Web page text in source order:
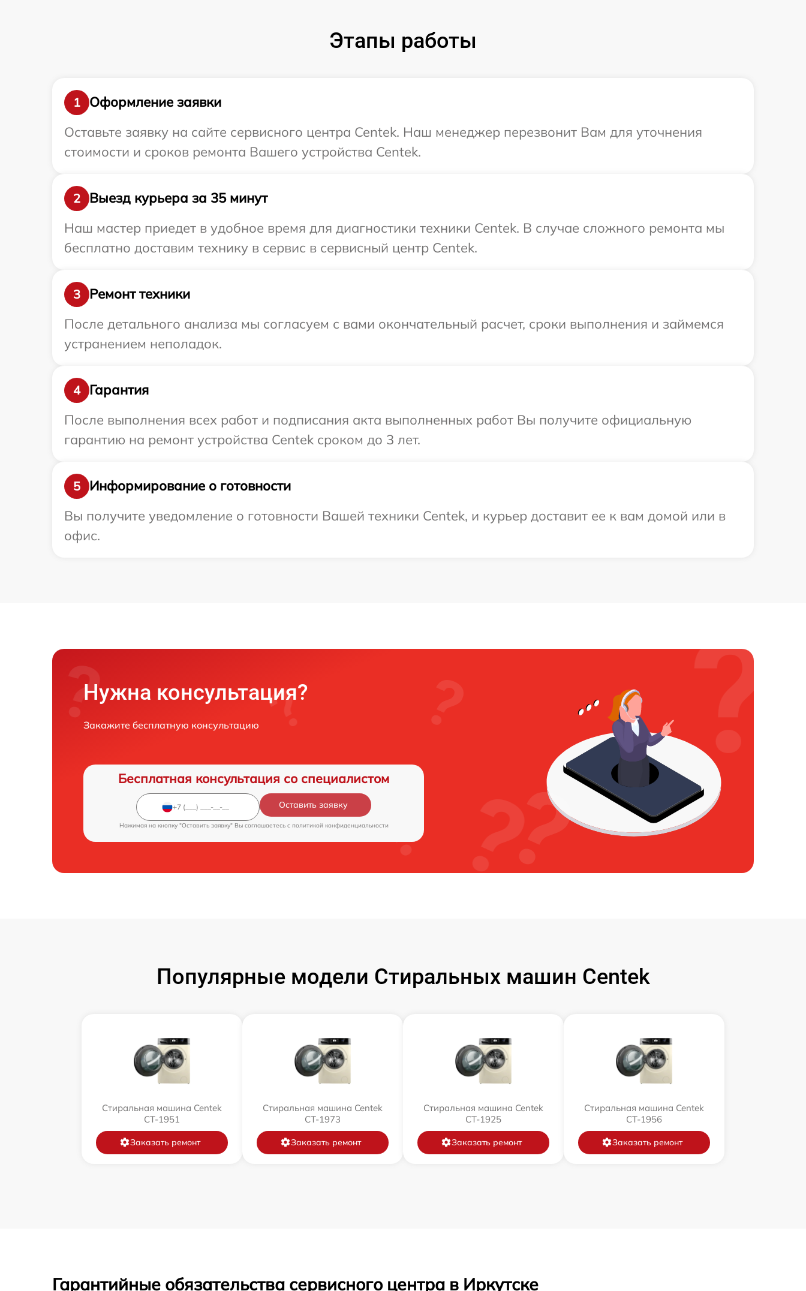
Этапы работы
1
Оформление заявки
Оставьте заявку на сайте сервисного центра Centek. Наш менеджер перезвонит Вам для уточнения
стоимости и сроков ремонта Вашего устройства Centek.
2
Выезд курьера за 35 минут
Наш мастер приедет в удобное время для диагностики техники Centek. В случае сложного ремонта мы
бесплатно доставим технику в сервис в сервисный центр Centek.
3
Ремонт техники
После детального анализа мы согласуем с вами окончательный расчет, сроки выполнения и займемся
устранением неполадок.
4
Гарантия
После выполнения всех работ и подписания акта выполненных работ Вы получите официальную
гарантию на ремонт устройства Centek сроком до 3 лет.
5
Информирование о готовности
Вы получите уведомление о готовности Вашей техники Centek, и курьер доставит ее к вам домой или в
офис.
Нужна консультация?
Закажите бесплатную консультацию
Бесплатная консультация со специалистом
Оставить заявку
Нажимая на кнопку "Оставить заявку" Вы соглашаетесь c политикой конфиденциальности
Популярные модели Стиральных машин Centek
Стиральная машина Centek
CT-1951
Заказать ремонт
Стиральная машина Centek
CT-1973
Заказать ремонт
Стиральная машина Centek
CT-1925
Заказать ремонт
Стиральная машина Centek
CT-1956
Заказать ремонт
Гарантийные обязательства сервисного центра в Иркутске